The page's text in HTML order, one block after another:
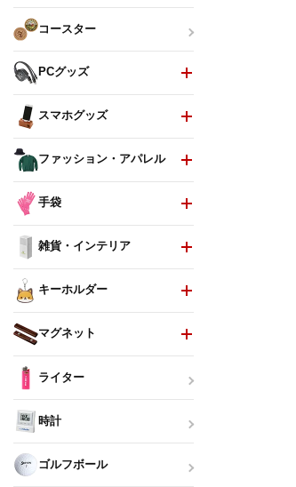
コースター
PCグッズ
スマホグッズ
ファッション・アパレル
手袋
雑貨・インテリア
キーホルダー
マグネット
ライター
時計
ゴルフボール